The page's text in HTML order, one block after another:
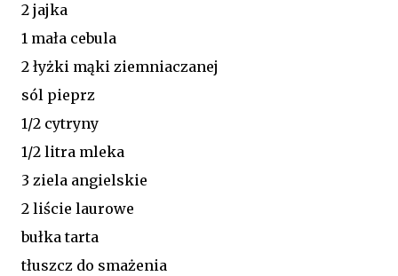
2 jajka
1 mała cebula
2 łyżki mąki ziemniaczanej
sól pieprz
1/2 cytryny
1/2 litra mleka
3 ziela angielskie
2 liście laurowe
bułka tarta
tłuszcz do smażenia